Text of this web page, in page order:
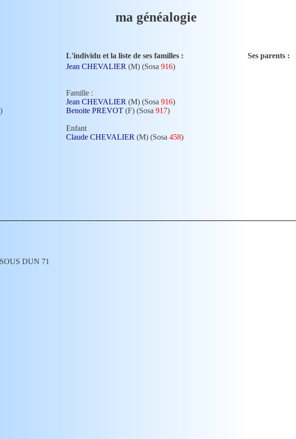
ma généalogie
L'individu et la liste de ses familles :
Ses parents :
)
Jean CHEVALIER (M) (Sosa 916)
Famille :
Jean CHEVALIER (M) (Sosa 916)
Benoite PREVOT (F) (Sosa 917)
Enfant
Claude CHEVALIER (M) (Sosa 458)
DUN 71